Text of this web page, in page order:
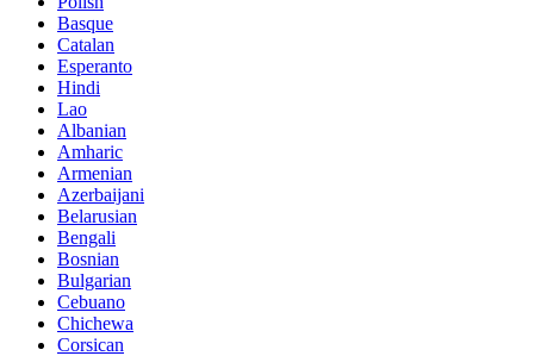
Basque
Catalan
Esperanto
Hindi
Lao
Albanian
Amharic
Armenian
Azerbaijani
Belarusian
Bengali
Bosnian
Bulgarian
Cebuano
Chichewa
Corsican